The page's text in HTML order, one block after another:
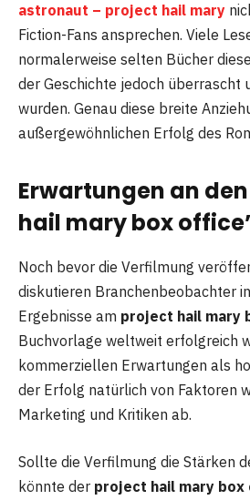
astronaut – project hail mary
Fiction-Fans ansprechen. Viele
normalerweise selten Bücher
der Geschichte jedoch überrascht
wurden. Genau diese breite
außergewöhnlichen Erfolg des
Erwartungen an
hail mary box
Noch bevor die Verfilmung
diskutieren Branchenbeobachter
Ergebnisse am project hail mary
Buchvorlage weltweit erfolgreich
kommerziellen Erwartungen als
der Erfolg natürlich von Faktoren
Marketing und Kritiken ab.
Sollte die Verfilmung die Stärken
könnte der project hail mary box